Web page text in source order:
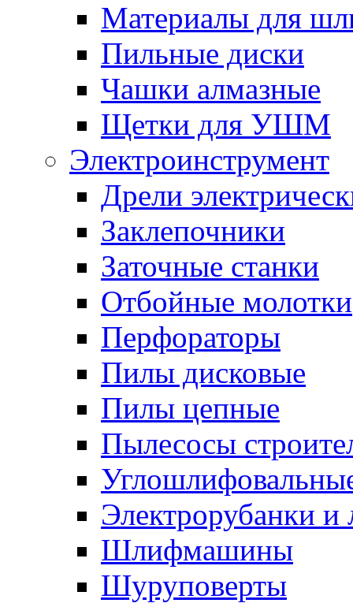
Материалы для
Пильные диски
Чашки алмазные
Щетки для УШМ
Электроинструмент
Дрели
Заклепочники
Заточные станки
Отбойные молотки
Перфораторы
Пилы дисковые
Пилы цепные
Пылесосы
Электрорубанки и
Шлифмашины
Шуруповерты